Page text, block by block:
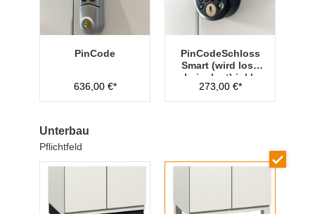
PinCode
636,00 €*
PinCodeSchloss
Smart (wird lose
beigelegt) inkl.
Managementschl
üssel
273,00 €*
Unterbau
Pflichtfeld